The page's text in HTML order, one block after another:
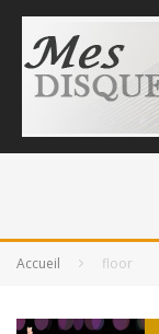
Accueil floor